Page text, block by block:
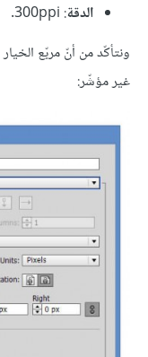
الدقة: 300ppi.
ونتأكّد من أنّ مربّع الخيار
غير مؤشّر: